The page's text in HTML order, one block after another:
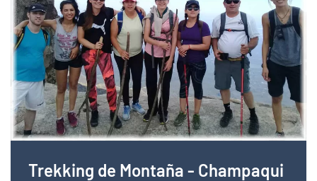
Trekking de Montaña - Champaqui